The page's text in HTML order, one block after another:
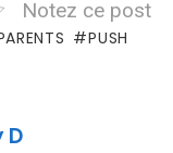
Notez ce post
PUSH
D